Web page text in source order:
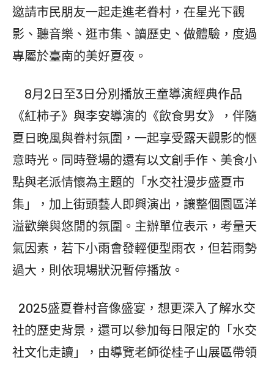
邀請市民朋友一起走進老眷村，在星光下觀
影、聽音樂、逛市集、讀歷史、做體驗，度過
專屬於臺南的美好夏夜。
8月2日至3日分別播放王童導演經典作品
《紅柿子》與李安導演的《飲食男女》，伴隨
夏日晚風與眷村氛圍，一起享受露天觀影的愜
意時光。同時登場的還有以文創手作、美食小
點與老派情懷為主題的「水交社漫步盛夏市
集」，加上街頭藝人即興演出，讓整個園區洋
溢歡樂與悠閒的氛圍。主辦單位表示，考量天
氣因素，若下小雨會發輕便型雨衣，但若雨勢
過大，則依現場狀況暫停播放。
2025盛夏眷村音像盛宴，想更深入了解水交
社的歷史背景，還可以參加每日限定的「水交
社文化走讀」，由導覽老師從桂子山展區帶領